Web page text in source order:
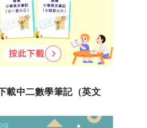
載中二數學筆記（英文